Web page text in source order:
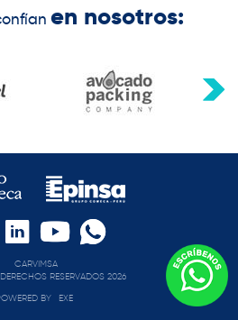
en nosotros:
CARVIMSA
RESERVADOS 2026
BY
EXE